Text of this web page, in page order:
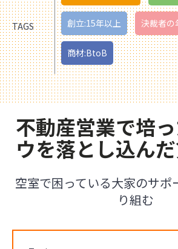
TAGS 創立:15年以上 決裁者の
商材:BtoB
不動産営業で培
ウを落とし込ん
空室で困っている大家のサポ
り組む